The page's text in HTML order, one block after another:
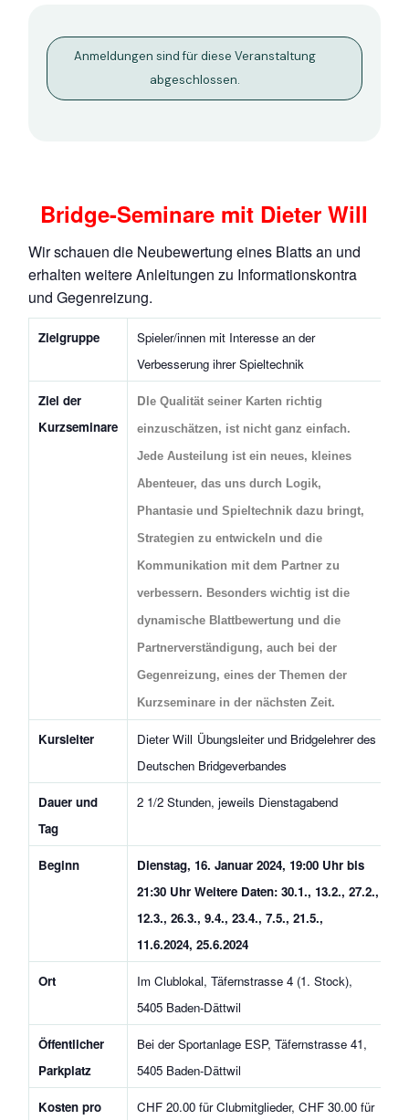
Anmeldungen sind für diese Veranstaltung
abgeschlossen.
Bridge-Seminare mit Dieter Will
Wir schauen die Neubewertung eines Blatts an und
erhalten weitere Anleitungen zu Informationskontra
und Gegenreizung.
Zielgruppe
Spieler/innen mit Interesse an der
Verbesserung ihrer Spieltechnik
Ziel der
Kurzseminare
Die Qualität seiner Karten richtig
einzuschätzen, ist nicht ganz einfach.
Jede Austeilung ist ein neues, kleines
Abenteuer, das uns durch Logik,
Phantasie und Spieltechnik dazu bringt,
Strategien zu entwickeln und die
Kommunikation mit dem Partner zu
verbessern. Besonders wichtig ist die
dynamische Blattbewertung und die
Partnerverständigung, auch bei der
Gegenreizung, eines der Themen der
Kurzseminare in der nächsten Zeit.
Kursleiter Dieter Will Übungsleiter und Bridgelehrer des
Deutschen Bridgeverbandes
Dauer und
Tag
2 1/2 Stunden, jeweils Dienstagabend
Beginn
Dienstag, 16. Januar 2024, 19:00 Uhr bis
21:30 Uhr Weitere Daten: 30.1., 13.2., 27.2.,
12.3., 26.3., 9.4., 23.4., 7.5., 21.5.,
11.6.2024, 25.6.2024
Ort
Im Clublokal, Täfernstrasse 4 (1. Stock),
5405 Baden-Dättwil
Öffentlicher
Parkplatz
Bei der Sportanlage ESP, Täfernstrasse 41,
5405 Baden-Dättwil
Kosten pro
CHF 20.00 für Clubmitglieder, CHF 30.00 für